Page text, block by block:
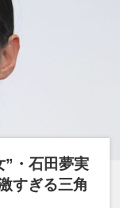
”・石田夢実
すぎる三角